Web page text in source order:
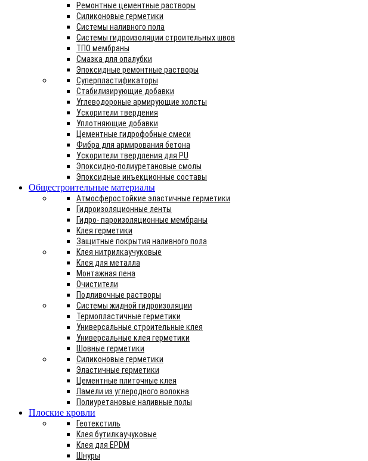
Ремонтные цементные растворы
Силиконовые герметики
Системы наливного пола
Системы гидроизоляции строительных швов
ТПО мембраны
Смазка для опалубки
Эпоксидные ремонтные растворы
Суперпластификаторы
Стабилизирующие добавки
Углеводороные армирующие холсты
Ускорители твердения
Уплотняющие добавки
Цементные гидрофобные смеси
Фибра для армирования бетона
Ускорители твердления для PU
Эпоксидно-полиуретановые смолы
Эпоксидные инъекционные составы
Общестроительные материалы
Атмосферостойкие эластичные герметики
Гидроизоляционные ленты
Гидро- пароизоляционные мембраны
Клея герметики
Защитные покрытия наливного пола
Клея нитрилкаучуковые
Клея для металла
Монтажная пена
Очистители
Подливочные растворы
Системы жидной гидроизоляции
Термопластичные герметики
Универсальные строительные клея
Универсальные клея герметики
Шовные герметики
Силиконовые герметики
Эластичные герметики
Цементные плиточные клея
Ламели из углеродного волокна
Полиуретановые наливные полы
Плоские кровли
Геотекстиль
Клея бутилкаучуковые
Клея для EPDM
Шнуры